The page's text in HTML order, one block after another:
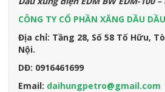
CÔNG TY CỔ PHẦN XĂNG DẦU
Địa chỉ: Tầng 28, Số 58 Tố Hữu,
Nội.
DĐ: 0916461699
Email: daihungpetro@gmail.com